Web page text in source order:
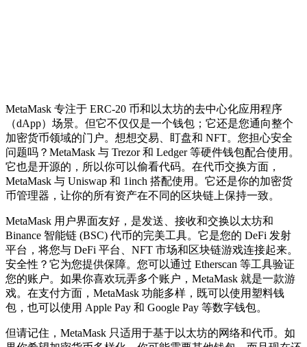
MetaMask 专注于 ERC-20 币和以太坊的去中心化应用程序
（dApp）场景。但它不仅仅是一个钱包；它还是您通向整个
加密货币领域的门户。想想交易、盯盘和 NFT。您担心安全
问题吗？MetaMask 与 Trezor 和 Ledger 等硬件钱包配合使用。
它也是开源的，所以你可以偷看代码。在代币交换方面，
MetaMask 与 Uniswap 和 1inch 搭配使用。它还是你的加密货
币管理器，让你的所有资产在不同的区块链上保持一致。
MetaMask 用户界面友好，是发送、接收和交换以太坊和
Binance 智能链 (BSC) 代币的完美工具。它是您的 DeFi 发射
平台，将您与 DeFi 平台、NFT 市场和区块链游戏连接起来。
安全性？它为您提供保障。您可以通过 Etherscan 等工具验证
您的账户。如果你喜欢玩弄多个账户，MetaMask 就是一款游
戏。在支付方面，MetaMask 功能多样，既可以使用塑料钱
包，也可以使用 Apple Pay 和 Google Pay 等数字钱包。
但请记住，MetaMask 只适用于基于以太坊的网络和代币。如